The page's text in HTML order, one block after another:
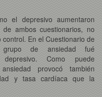
el depresivo aumentaron
ambos cuestionarios, no
En el Cuestionario de
de ansiedad fué
Como puede
provocó también
y tasa cardíaca que la